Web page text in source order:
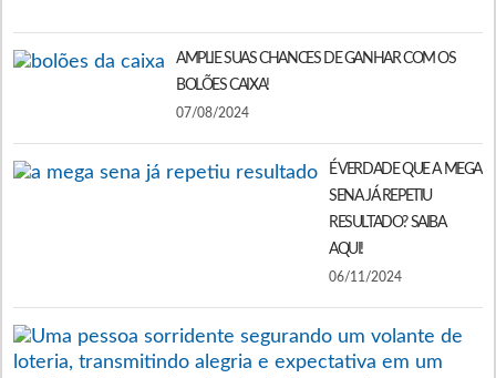
AMPLIE SUAS CHANCES DE GANHAR COM OS
BOLÕES CAIXA!
07/08/2024
É VERDADE QUE A MEGA
SENA JÁ REPETIU
RESULTADO? SAIBA
AQUI!
06/11/2024